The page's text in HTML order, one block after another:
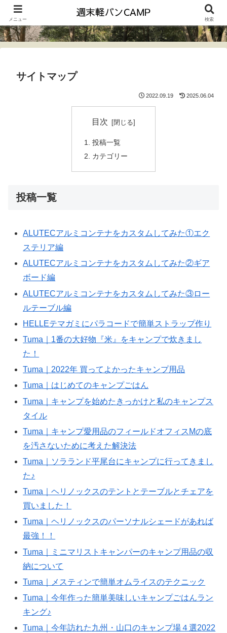
サイトマップ
2022.09.19 2025.06.04
目次
投稿一覧
カテゴリー
投稿一覧
ALUTECアルミコンテナをカスタムしてみた①エク
ステリア編
ALUTECアルミコンテナをカスタムしてみた②ギア
ボード編
ALUTECアルミコンテナをカスタムしてみた③ロー
ルテーブル編
HELLEテマガミにパラコードで簡単ストラップ作り
Tuma｜1番の大好物『米』をキャンプで炊きまし
た！
Tuma｜2022年 買ってよかったキャンプ用品
Tuma｜はじめてのキャンプごはん
Tuma｜キャンプを始めたきっかけと私のキャンプス
タイル
Tuma｜キャンプ愛用品のフィールドオフィスMの底
を汚さないために考えた解決法
Tuma｜ソラランド平尾台にキャンプに行ってきまし
た♪
Tuma｜ヘリノックスのテントとテーブルとチェアを
買いました！
Tuma｜ヘリノックスのパーソナルシェードがあれば
最強！！
Tuma｜ミニマリストキャンパーのキャンプ用品の収
納について
Tuma｜メスティンで簡単オムライスのテクニック
Tuma｜今年作った簡単美味しいキャンプごはんラン
キング♪
Tuma｜今年訪れた九州・山口のキャンプ場４選2022
メニュー 検索